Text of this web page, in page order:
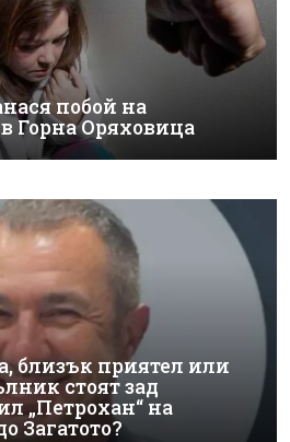
побой на
Горна Оряховица
близък приятел или
стоят зад
„Петрохан“ на
Загатото?